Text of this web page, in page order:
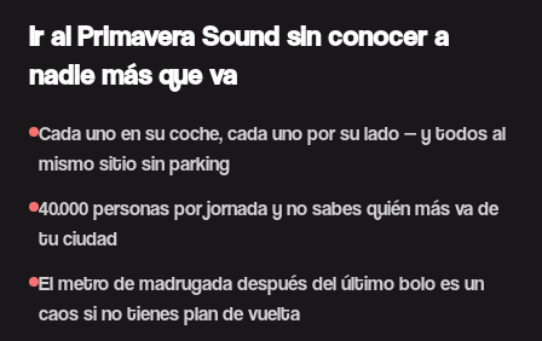
Ir al Primavera Sound sin conocer a
nadie más que va
Cada uno en su coche, cada uno por su lado — y todos al
mismo sitio sin parking
40.000 personas por jornada y no sabes quién más va de
tu ciudad
El metro de madrugada después del último bolo es un
caos si no tienes plan de vuelta